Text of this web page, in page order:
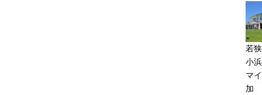
若
小
マ
加